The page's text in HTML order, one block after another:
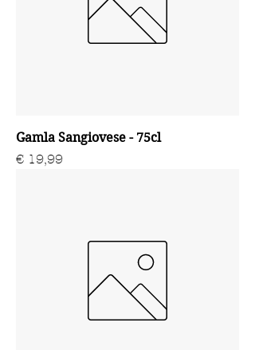
Gamla Sangiovese - 75cl
Prijs
€ 19,99